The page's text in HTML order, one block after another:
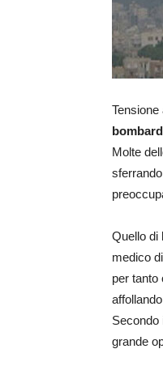
Tensione
Molte
Quello di
medico
per tanto
Secondo
grande